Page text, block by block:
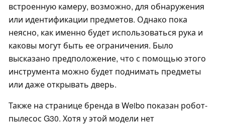
встроенную камеру, возможно, для обнаружения
или идентификации предметов. Однако пока
неясно, как именно будет использоваться рука и
каковы могут быть ее ограничения. Было
высказано предположение, что с помощью этого
инструмента можно будет поднимать предметы
или даже открывать дверь.
Также на странице бренда в Weibo показан робот-
пылесос G30. Хотя у этой модели нет